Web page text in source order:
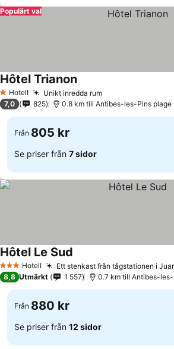
Populärt val
1 Stjärnor
Hotell Unikt inredda rum
Hôtel Trianon
7,0 825 0.8 km till Antibes-les-Pins plage
Från 805 kr
Se priser från 7 sidor
3 StjärnorHotell Ett stenkast från tågstationen i
Hôtel Le Sud
8,8 Utmärkt 1 557 0.7 km till Antibes-
Från 880 kr
Se priser från 12 sidor